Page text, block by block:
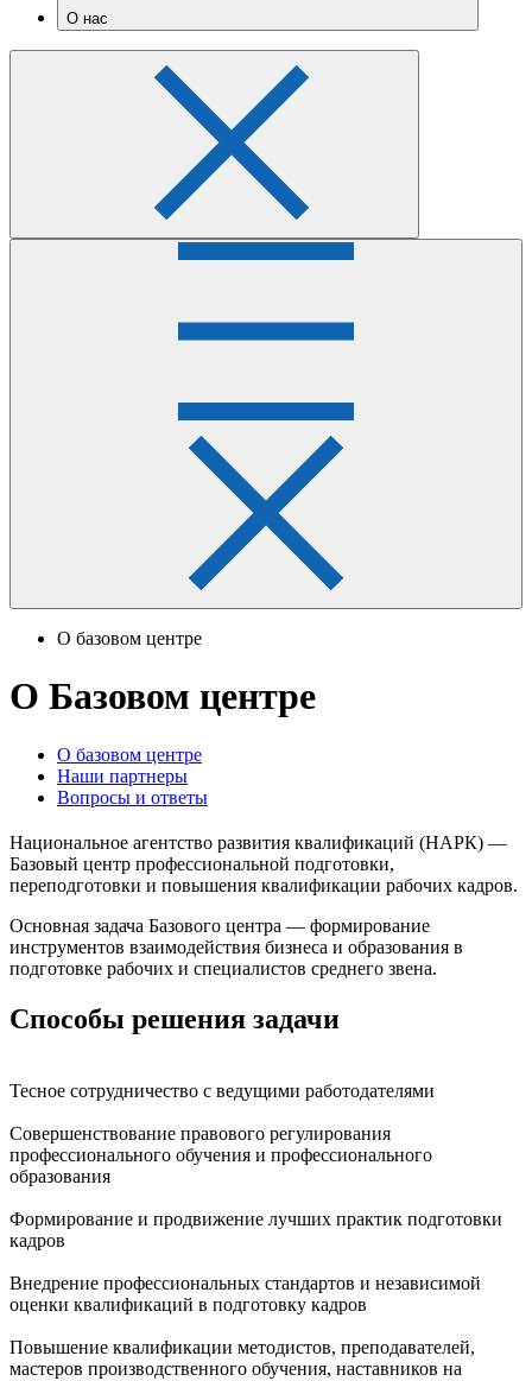
О нас
О базовом центре
О Базовом центре
О базовом центре
Наши партнеры
Вопросы и ответы
Национальное агентство развития квалификаций (НАРК) —
Базовый центр профессиональной подготовки,
переподготовки и повышения квалификации рабочих кадров.
Основная задача Базового центра — формирование
инструментов взаимодействия бизнеса и образования в
подготовке рабочих и специалистов среднего звена.
Способы решения задачи
Тесное сотрудничество с ведущими работодателями
Совершенствование правового регулирования
профессионального обучения и профессионального
образования
Формирование и продвижение лучших практик подготовки
кадров
Внедрение профессиональных стандартов и независимой
оценки квалификаций в подготовку кадров
Повышение квалификации методистов, преподавателей,
мастеров производственного обучения, наставников на